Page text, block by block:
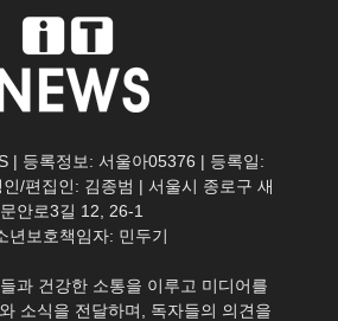
| 등록정보: 서울아05376 | 등록일:
/편집인: 김종범 | 서울시 종로구 새
문안로3길 12, 26-1
년보호책임자: 민두기
과 건강한 소통을 이루고 미디어를
소식을 전달하며, 독자들의 의견을